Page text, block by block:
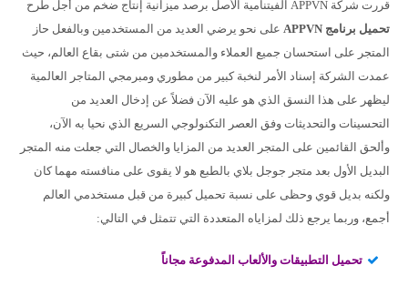
قررت شركة APPVN الفيتنامية الأصل برصد ميزانية إنتاج ضخم من أجل طرح
تحميل برنامج APPVN
على نحو يرضي العديد من المستخدمين وبالفعل حاز
المتجر على استحسان جميع العملاء والمستخدمين من شتى بقاع العالم، حيث
عمدت الشركة إسناد الأمر لنخبة كبير من مطوري ومبرمجي المتاجر العالمية
ليظهر على هذا النسق الذي هو عليه الآن فضلاً عن إدخال العديد من
التحسينات والتحديثات وفق العصر التكنولوجي السريع الذي نحيا به الآن،
وألحق القائمين على المتجر العديد من المزايا والخصال التي جعلت منه المتجر
البديل الأول بعد متجر جوجل بلاي بالطبع هو لا يقوى على منافسته مهما كان
ولكنه بديل قوي وحظى على نسبة تحميل كبيرة من قبل مستخدمي العالم
أجمع، وربما يرجع ذلك لمزاياه المتعددة التي تتمثل في التالي:
تحميل التطبيقات والألعاب المدفوعة مجاناً